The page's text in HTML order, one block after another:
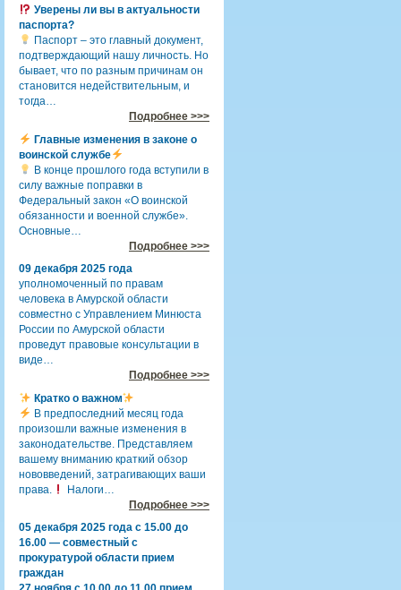
Уверены ли вы в актуальности
паспорта?
Паспорт – это главный документ,
подтверждающий нашу личность. Но
бывает, что по разным причинам он
становится недействительным, и
тогда…
Подробнее >>>
Главные изменения в законе о
воинской службе
В конце прошлого года вступили в
силу важные поправки в
Федеральный закон «О воинской
обязанности и военной службе».
Основные…
Подробнее >>>
09 декабря 2025 года
уполномоченный по правам
человека в Амурской области
совместно с Управлением Минюста
России по Амурской области
проведут правовые консультации в
виде…
Подробнее >>>
Кратко о важном
В предпоследний месяц года
произошли важные изменения в
законодательстве. Представляем
вашему вниманию краткий обзор
нововведений, затрагивающих ваши
права.
Налоги…
Подробнее >>>
05 декабря 2025 года с 15.00 до
16.00 — совместный с
прокуратурой области прием
граждан